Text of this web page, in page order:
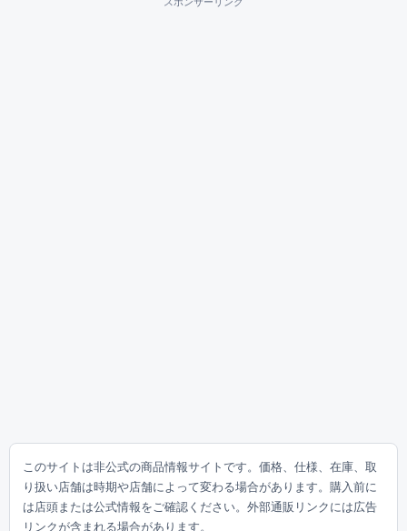
このサイトは非公式の商品情報サイトです。価格、仕様、在庫、取
り扱い店舗は時期や店舗によって変わる場合があります。購入前に
は店頭または公式情報をご確認ください。外部通販リンクには広告
リンクが含まれる場合があります。